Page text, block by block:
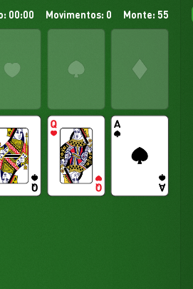
00:00 Movimentos: 0 Monte: 55